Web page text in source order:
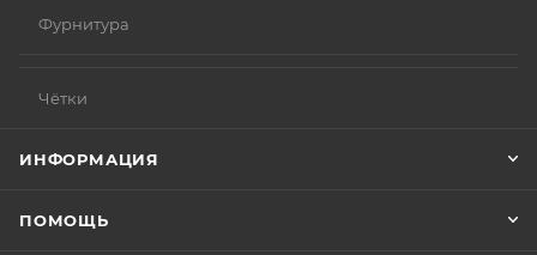
Фурнитура
Чётки
ИНФОРМАЦИЯ
ПОМОЩЬ